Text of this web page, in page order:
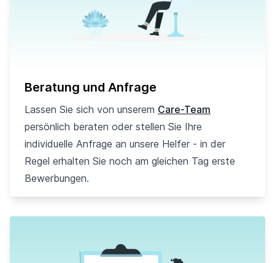
Beratung und Anfrage
Lassen Sie sich von unserem Care-Team
persönlich beraten oder stellen Sie Ihre
individuelle Anfrage an unsere Helfer - in der
Regel erhalten Sie noch am gleichen Tag erste
Bewerbungen.